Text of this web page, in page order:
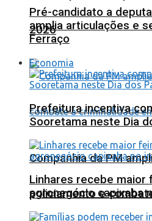
2026
Companhia da PM
policiamento e
Pré-candidato a
amplia articulações e
Ferraço
Economia
Prefeitura incentiva
Sooretama neste Dia
Linhares recebe
agronegócio capixaba